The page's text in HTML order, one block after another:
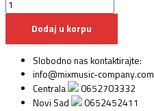
Dodaj u korpu
Slobodno nas kontaktirajte:
info@mixmusic-company.com
Centrala
0652703332
Novi Sad
0652452411